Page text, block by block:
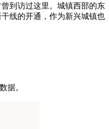
到访过这里。城镇西部的东
线的开通，作为新兴城镇也
据。